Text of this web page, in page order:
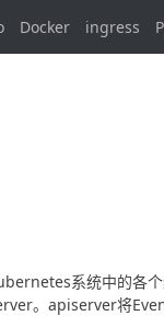
Docker ingress
系统中的各
。apiserver将